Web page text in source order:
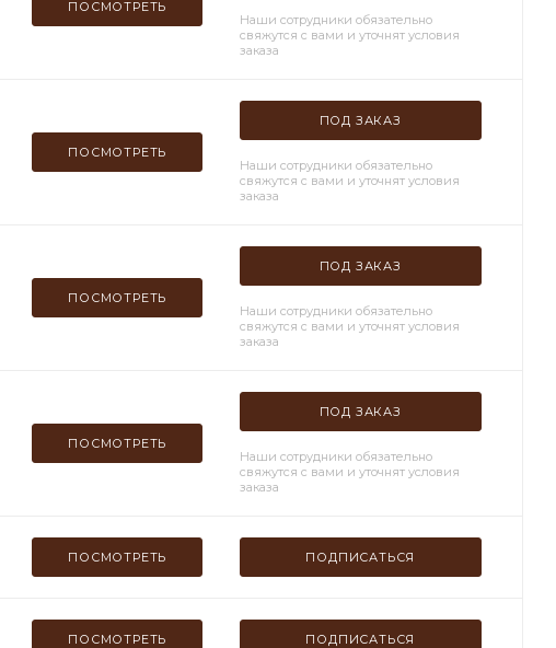
ПОСМОТРЕТЬ
Наши сотрудники обязательно
свяжутся с вами и уточнят условия
заказа
ПОСМОТРЕТЬ
ПОД ЗАКАЗ
Наши сотрудники обязательно
свяжутся с вами и уточнят условия
заказа
ПОСМОТРЕТЬ
ПОД ЗАКАЗ
Наши сотрудники обязательно
свяжутся с вами и уточнят условия
заказа
ПОСМОТРЕТЬ
ПОД ЗАКАЗ
Наши сотрудники обязательно
свяжутся с вами и уточнят условия
заказа
ПОСМОТРЕТЬ ПОДПИСАТЬСЯ
ПОСМОТРЕТЬ ПОДПИСАТЬСЯ